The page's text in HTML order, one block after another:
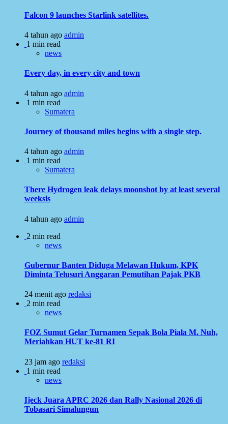
Falcon 9 launches Starlink satellites.
4 tahun ago admin
1 min read
news
Every day, in every city and town
4 tahun ago admin
1 min read
Sumatera
Journey of thousand miles begins with a single step.
4 tahun ago admin
1 min read
Sumatera
There Hydrogen leak delays moonshot by at least several
weeksis
4 tahun ago admin
2 min read
news
Gubernur Banten Diduga Melawan Hukum, KPK
Diminta Telusuri Anggaran Pemutihan Pajak PKB
24 menit ago redaksi
2 min read
news
FOZ Sumut Gelar Turnamen Sepak Bola Piala M. Nuh,
Meriahkan HUT ke-81 RI
23 jam ago redaksi
1 min read
news
Ijeck Juara APRC 2026 dan Rally Nasional 2026 di
Tobasari Simalungun